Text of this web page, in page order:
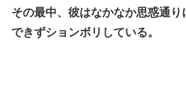
その最中、彼はなかなか思惑通
できずションボリしている。